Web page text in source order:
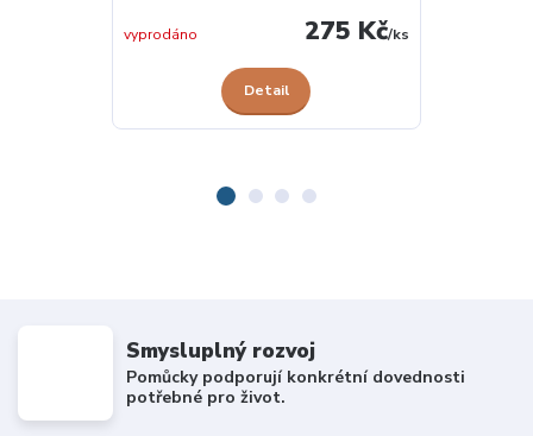
275 Kč/ks
vyprodáno
Detail
Smysluplný rozvoj
Pomůcky podporují konkrétní dovednosti
potřebné pro život.